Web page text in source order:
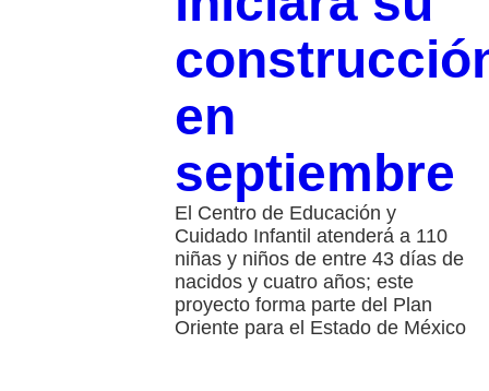
en
septiembre
El Centro de Educación y
Cuidado Infantil atenderá a 110
niñas y niños de entre 43 días de
nacidos y cuatro años; este
proyecto forma parte del Plan
Oriente para el Estado de México